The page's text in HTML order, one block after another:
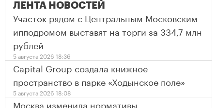
ЛЕНТА НОВОСТЕЙ
Участок рядом с Центральным Московским
ипподромом выставят на торги за 334,7 млн
рублей
5 августа 2026 18:36
Capital Group создала книжное
пространство в парке «Ходынское поле»
5 августа 2026 18:08
Москва изменила нормативы